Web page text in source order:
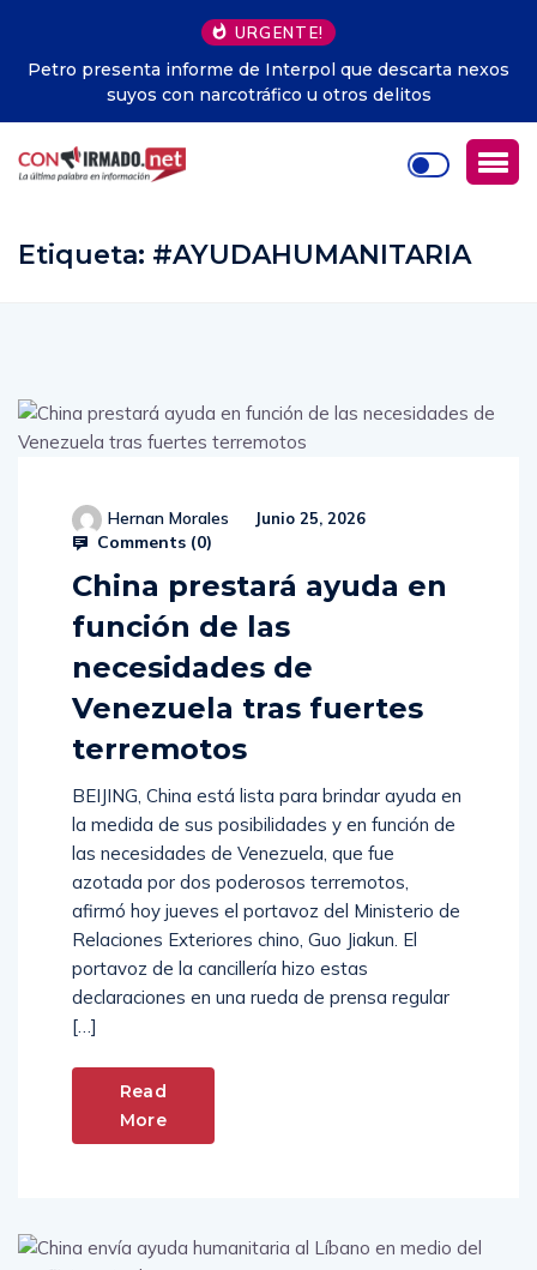
URGENTE!
Petro presenta informe de Interpol que descarta nexos
suyos con narcotráfico u otros delitos
Etiqueta: #AYUDAHUMANITARIA
Hernan Morales Junio 25, 2026
Comments (0)
China prestará ayuda en
función de las
necesidades de
Venezuela tras fuertes
terremotos
BEIJING, China está lista para brindar ayuda en
la medida de sus posibilidades y en función de
las necesidades de Venezuela, que fue
azotada por dos poderosos terremotos,
afirmó hoy jueves el portavoz del Ministerio de
Relaciones Exteriores chino, Guo Jiakun. El
portavoz de la cancillería hizo estas
declaraciones en una rueda de prensa regular
[…]
Read
More